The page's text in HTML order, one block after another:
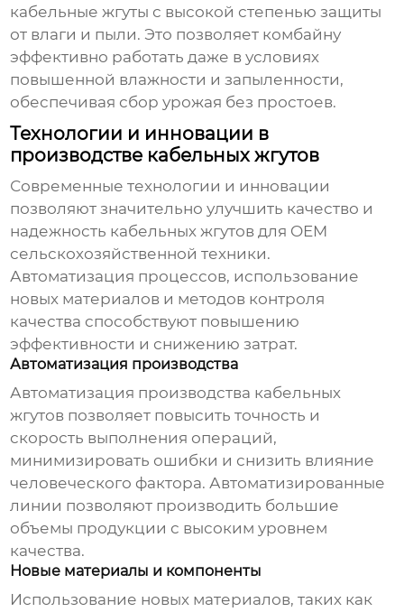
кабельные жгуты с высокой степенью защиты
от влаги и пыли. Это позволяет комбайну
эффективно работать даже в условиях
повышенной влажности и запыленности,
обеспечивая сбор урожая без простоев.
Технологии и инновации в
производстве кабельных жгутов
Современные технологии и инновации
позволяют значительно улучшить качество и
надежность кабельных жгутов для OEM
сельскохозяйственной техники.
Автоматизация процессов, использование
новых материалов и методов контроля
качества способствуют повышению
эффективности и снижению затрат.
Автоматизация производства
Автоматизация производства кабельных
жгутов позволяет повысить точность и
скорость выполнения операций,
минимизировать ошибки и снизить влияние
человеческого фактора. Автоматизированные
линии позволяют производить большие
объемы продукции с высоким уровнем
качества.
Новые материалы и компоненты
Использование новых материалов, таких как